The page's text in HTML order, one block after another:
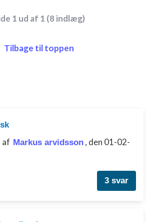
1 ud af 1 (8 indlæg)
Tilbage til toppen
af Markus arvidsson , den 01-02-
3 svar
tjenester
oplysninger til at vælge